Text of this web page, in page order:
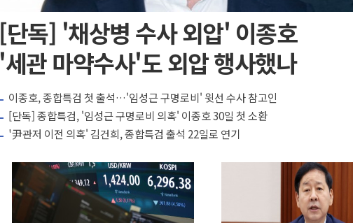
[단독] '채상병 수사 외압' 이종호
'세관 마약수사'도 외압 행사했나
이종호, 종합특검 첫 출석…'임성근 구명로비' 윗선 수사 참고인
[단독] 종합특검, '임성근 구명로비 의혹' 이종호 30일 첫 소환
'尹관저 이전 의혹' 김건희, 종합특검 출석 22일로 연기